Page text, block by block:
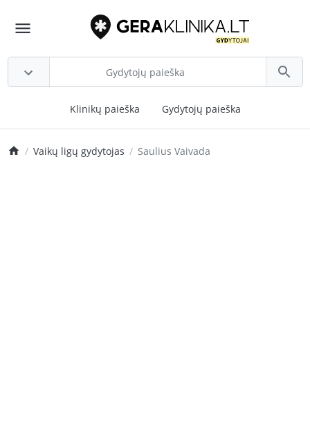
Klinikų paieška Gydytojų paieška
Vaikų ligų gydytojas Saulius Vaivada